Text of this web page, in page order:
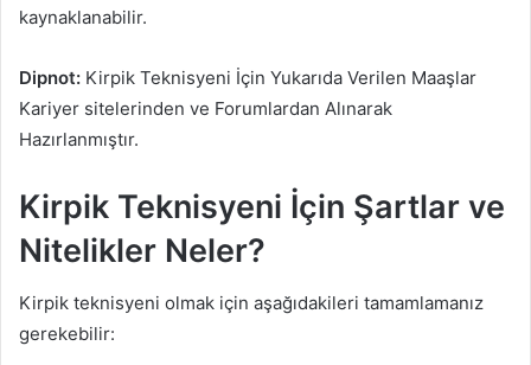
kaynaklanabilir.
Dipnot: Kirpik Teknisyeni İçin Yukarıda Verilen Maaşlar
Kariyer sitelerinden ve Forumlardan Alınarak
Hazırlanmıştır.
Kirpik Teknisyeni İçin Şartlar ve
Nitelikler Neler?
Kirpik teknisyeni olmak için aşağıdakileri tamamlamanız
gerekebilir: